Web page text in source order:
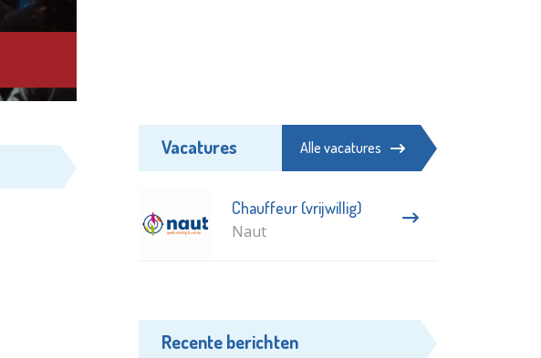
Vacatures Alle vacatures
Chauffeur (vrijwillig)
Naut
Recente berichten